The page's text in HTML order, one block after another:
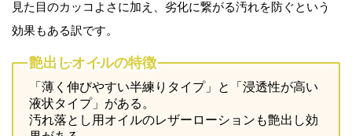
見た目のカッコよさに加え、劣化に繋がる汚れを防ぐという
効果もある訳です。
艶出しオイルの特徴
「薄く伸びやすい半練りタイプ」と「浸透性が高い
液状タイプ」がある。
汚れ落とし用オイルのレザーローションも艶出し効